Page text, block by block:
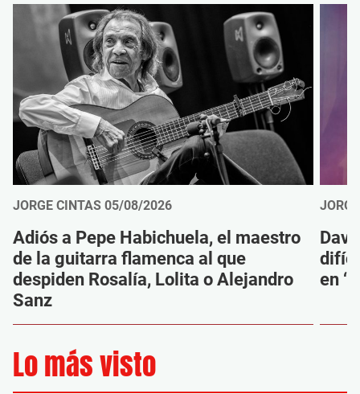
JORGE CINTAS 05/08/2026
Adiós a Pepe Habichuela, el maestro
de la guitarra flamenca al que
despiden Rosalía, Lolita o Alejandro
Sanz
en
Lo más visto